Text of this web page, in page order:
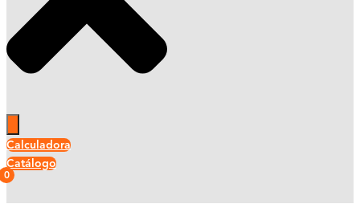
Calculadora
Catálogo
0